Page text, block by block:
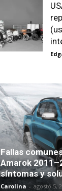
Fallas
Amarok
síntomas y
Carolina - agosto 5,